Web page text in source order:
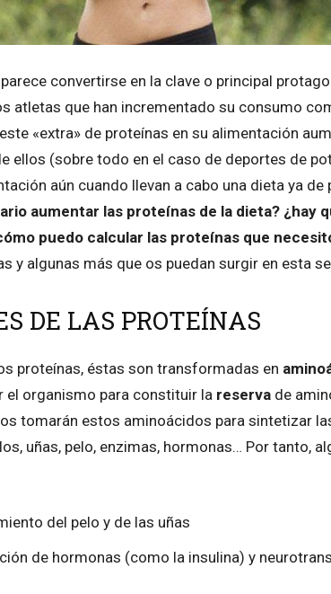
convertirse en la clave o principal
atletas que han incrementado su consumo
«extra» de proteínas en su alimentación
ellos (sobre todo en el caso de deportes de
aún cuando llevan a cabo una dieta ya
aumentar las proteínas de la dieta? ¿hay
puedo calcular las proteínas que
y algunas más que os puedan surgir en esta
DE LAS PROTEÍNAS
proteínas, éstas son transformadas en
organismo para constituir la reserva de
tomarán estos aminoácidos para sintetizar
uñas, pelo, enzimas, hormonas… Por tanto,
del pelo y de las uñas
de hormonas (como la insulina) y